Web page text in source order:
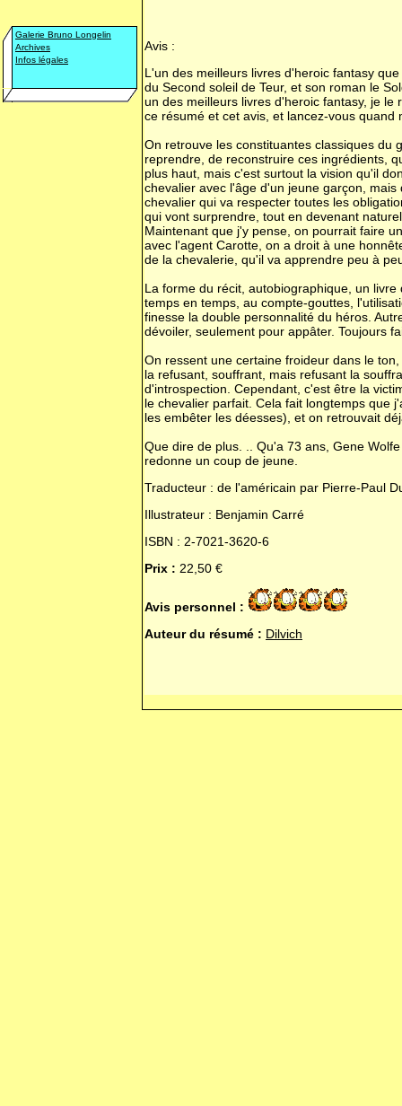
Galerie Bruno Longelin
Archives
Infos légales
Avis :
L'un des meilleurs livres d'heroic fantasy
du Second soleil de Teur, et son roman le
un des meilleurs livres d'heroic fantasy, je
ce résumé et cet avis, et lancez-vous quand
On retrouve les constituantes classiques du
reprendre, de reconstruire ces ingrédients,
plus haut, mais c'est surtout la vision qu'il
chevalier avec l'âge d'un jeune garçon,
chevalier qui va respecter toutes les
qui vont surprendre, tout en devenant
Maintenant que j'y pense, on pourrait faire
avec l'agent Carotte, on a droit à une
de la chevalerie, qu'il va apprendre peu à
La forme du récit, autobiographique, un
temps en temps, au compte-gouttes,
finesse la double personnalité du héros.
dévoiler, seulement pour appâter. Toujours
On ressent une certaine froideur dans le
la refusant, souffrant, mais refusant la
d'introspection. Cependant, c'est être la
le chevalier parfait. Cela fait longtemps que
les embêter les déesses), et on retrouvait
Que dire de plus. .. Qu'a 73 ans, Gene
redonne un coup de jeune.
Traducteur : de l'américain par Pierre-Paul
Illustrateur : Benjamin Carré
ISBN : 2-7021-3620-6
Prix : 22,50 €
Avis personnel :
Auteur du résumé : Dilvich